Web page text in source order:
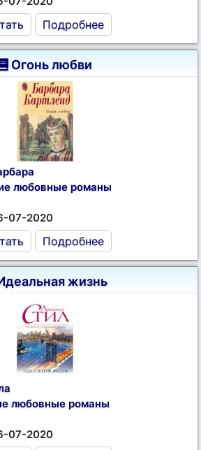
Подробнее
Огонь любви
любовные романы
07-2020
Подробнее
жизнь
любовные романы
07-2020